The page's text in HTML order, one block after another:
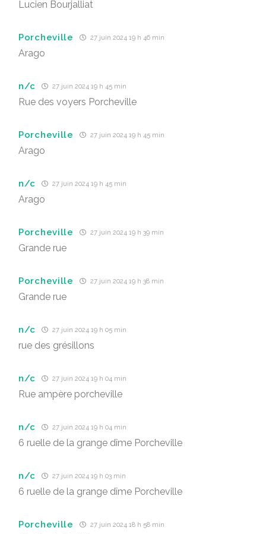
Lucien Bourjalliat
Porcheville 27 juin 2024 19 h 46 min
Arago
n/c 27 juin 2024 19 h 45 min
Rue des voyers Porcheville
Porcheville 27 juin 2024 19 h 45 min
Arago
n/c 27 juin 2024 19 h 45 min
Arago
Porcheville 27 juin 2024 19 h 39 min
Grande rue
Porcheville 27 juin 2024 19 h 38 min
Grande rue
n/c 27 juin 2024 19 h 05 min
rue des grésillons
n/c 27 juin 2024 19 h 04 min
Rue ampère porcheville
n/c 27 juin 2024 19 h 04 min
6 ruelle de la grange dîme Porcheville
n/c 27 juin 2024 19 h 03 min
6 ruelle de la grange dîme Porcheville
Porcheville 27 juin 2024 18 h 58 min